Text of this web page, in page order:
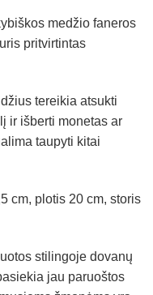
medžio faneros
pritvirtintas
tereikia atsukti
ir išberti monetas ar
taupyti kitai
cm, plotis 20 cm, storis
stilingoje dovanų
jau paruoštos